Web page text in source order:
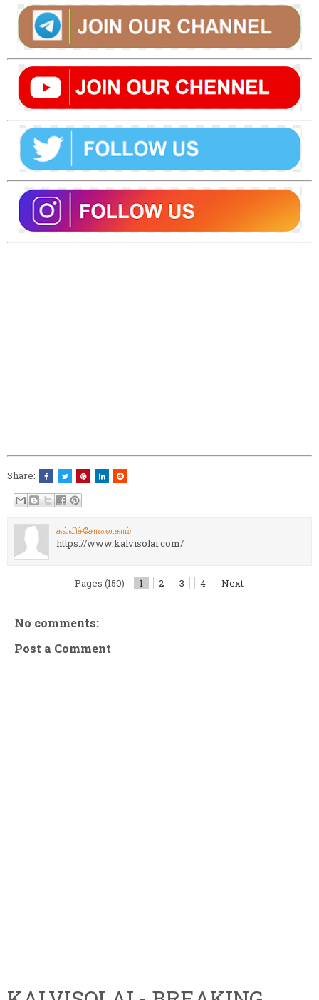
Share:
கல்விச்சோலை.காம்
https://www.kalvisolai.com/
Pages (150) 1 2 3 4 Next
No comments:
Post a Comment